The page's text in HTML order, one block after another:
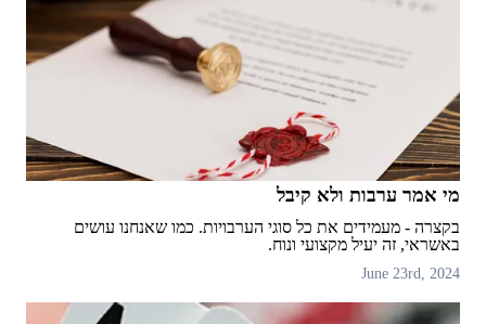
מי אמר ערבות ולא קיבל
בקצרה - מעמידים את כל סוגי הערבויות. כמו שאנחנו עושים
באשראי, זה יעיל מקצועי ונוח.
June 23rd, 2024